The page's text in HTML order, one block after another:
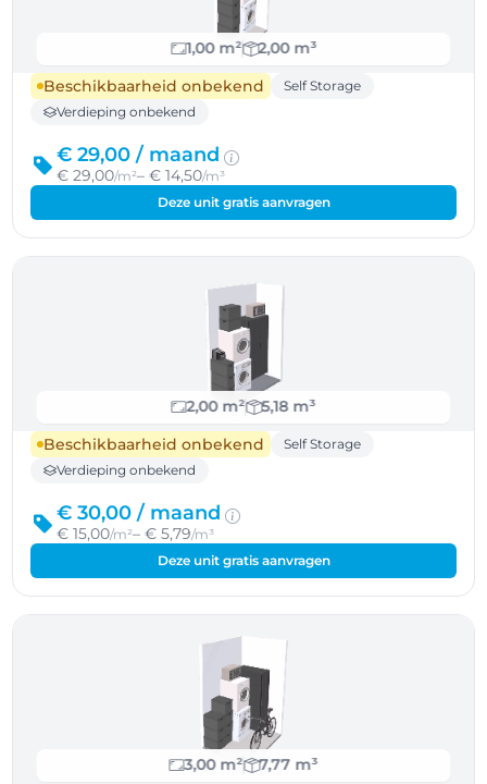
1,00 m²
2,00 m³
Beschikbaarheid onbekend
Self Storage
Verdieping onbekend
€ 29,00 / maand
€ 29,00/m²– € 14,50/m³
Deze unit gratis aanvragen
2,00 m²
5,18 m³
Beschikbaarheid onbekend
Self Storage
Verdieping onbekend
€ 30,00 / maand
€ 15,00/m²– € 5,79/m³
Deze unit gratis aanvragen
3,00 m²
7,77 m³